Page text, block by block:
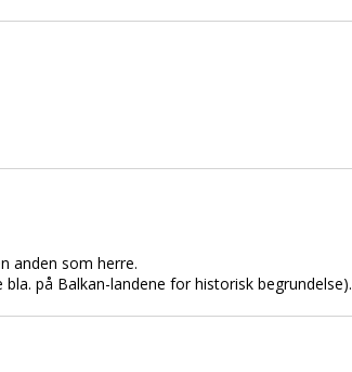
anden som herre.
på Balkan-landene for historisk begrundelse).